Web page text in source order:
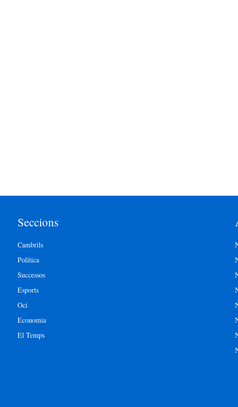
Seccions
Cambrils
Política
Successos
Esports
Oci
Economia
El Temps